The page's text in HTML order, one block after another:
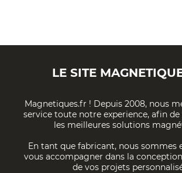
LE SITE
Magnetiques.fr ! Depuis 2008, nous
service toute notre experience, afin
les meilleures solutions
En tant que fabricant, nous sommes
vous accompagner dans la
de vos projets